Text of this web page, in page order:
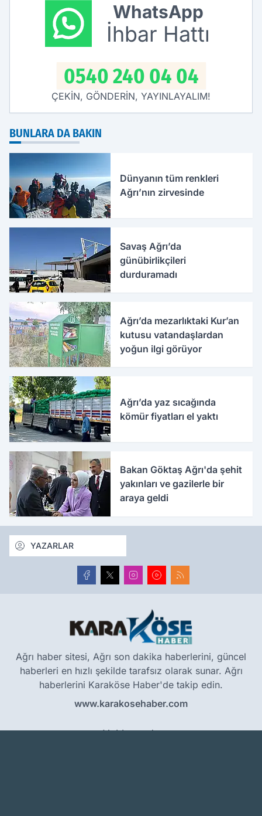
WhatsApp
İhbar Hattı
0540 240 04 04
ÇEKİN, GÖNDERİN, YAYINLAYALIM!
BUNLARA DA BAKIN
Dünyanın tüm renkleri
Ağrı’nın zirvesinde
Savaş Ağrı’da
günübirlikçileri
durduramadı
Ağrı’da mezarlıktaki Kur’an
kutusu vatandaşlardan
yoğun ilgi görüyor
Ağrı’da yaz sıcağında
kömür fiyatları el yaktı
Bakan Göktaş Ağrı'da şehit
yakınları ve gazilerle bir
araya geldi
YAZARLAR
Ağrı haber sitesi, Ağrı son dakika haberlerini, güncel
haberleri en hızlı şekilde tarafsız olarak sunar. Ağrı
haberlerini Karaköse Haber'de takip edin.
www.karakosehaber.com
Hakkımızda